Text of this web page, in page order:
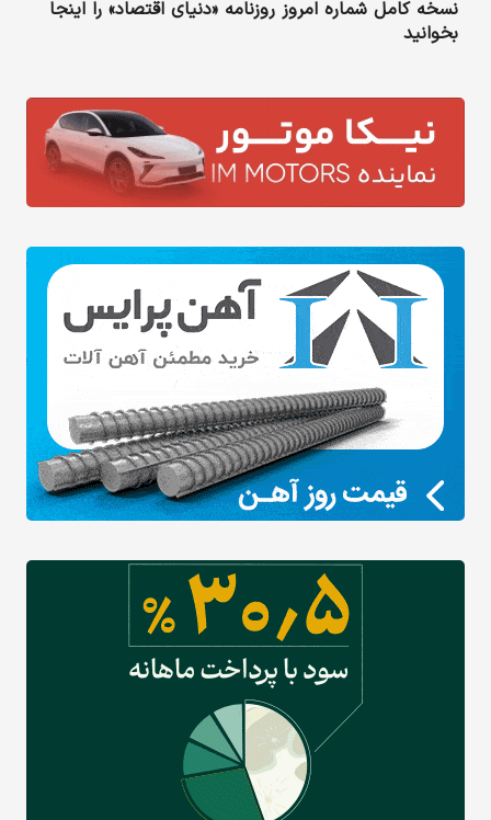
نسخه کامل شماره امروز روزنامه «دنیای‌ اقتصاد» را اینجا
بخوانید